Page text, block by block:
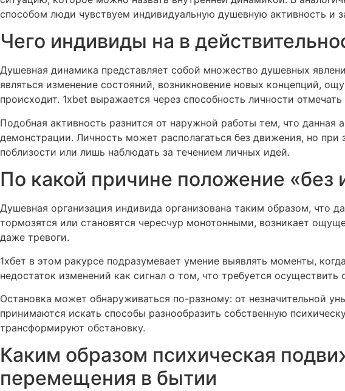
способом люди чувствуем индивидуальную душевную активность и
Чего индивиды на в
Душевная динамика представляет собой множество душевных
являться изменение состояний, возникновение новых концепций,
происходит. 1xbet выражается через способность личности
Подобная активность разнится от наружной работы тем, что
демонстрации. Личность может располагаться без движения, но
поблизости или лишь наблюдать за течением личных идей.
По какой причине положение «без
Душевная организация индивида организована таким образом, что
тормозятся или становятся чересчур монотонными, возникает
даже тревоги.
1хбет в этом ракурсе подразумевает умение выявлять моменты,
недостаток изменений как сигнал о том, что требуется
Остановка может обнаруживаться по-разному: от незначительной
принимаются искать способы разнообразить собственную
трансформируют обстановку.
Каким образом психическая
перемещения в бытии